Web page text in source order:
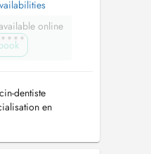
online
dentiste
en
Au fil des ans,
et de la